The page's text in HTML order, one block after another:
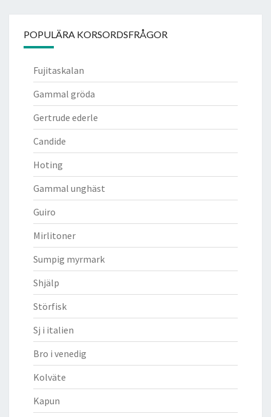
POPULÄRA KORSORDSFRÅGOR
Fujitaskalan
Gammal gröda
Gertrude ederle
Candide
Hoting
Gammal unghäst
Guiro
Mirlitoner
Sumpig myrmark
Shjälp
Störfisk
Sj i italien
Bro i venedig
Kolväte
Kapun